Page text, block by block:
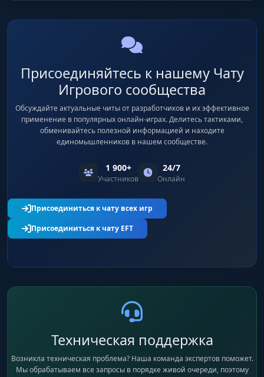
Присоединяйтесь к нашему Чату
Игрового сообщества
Обсуждайте актуальные читы от разработчиков и их эффективное
применение в популярных онлайн-играх. Делитесь тактиками,
обменивайтесь полезной информацией и находите
единомышленников в нашем сообществе.
1 900+
Участников
24/7
Онлайн
Присоединиться к чату всех игр
Присоединиться к чату EFT
Техническая поддержка
Возникла техническая проблема? Наша команда экспертов поможет.
Мы обрабатываем все запросы в порядке живой очереди, поэтому